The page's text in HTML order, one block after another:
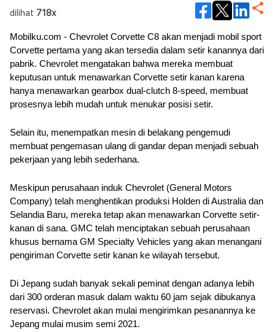
dilihat 718x
Mobilku.com - Chevrolet Corvette C8 akan menjadi mobil sport
Corvette pertama yang akan tersedia dalam setir kanannya dari
pabrik. Chevrolet mengatakan bahwa mereka membuat
keputusan untuk menawarkan Corvette setir kanan karena
hanya menawarkan gearbox dual-clutch 8-speed, membuat
prosesnya lebih mudah untuk menukar posisi setir.
Selain itu, menempatkan mesin di belakang pengemudi
membuat pengemasan ulang di gandar depan menjadi sebuah
pekerjaan yang lebih sederhana.
Meskipun perusahaan induk Chevrolet (General Motors
Company) telah menghentikan produksi Holden di Australia dan
Selandia Baru, mereka tetap akan menawarkan Corvette setir-
kanan di sana. GMC telah menciptakan sebuah perusahaan
khusus bernama GM Specialty Vehicles yang akan menangani
pengiriman Corvette setir kanan ke wilayah tersebut.
Di Jepang sudah banyak sekali peminat dengan adanya lebih
dari 300 orderan masuk dalam waktu 60 jam sejak dibukanya
reservasi. Chevrolet akan mulai mengirimkan pesanannya ke
Jepang mulai musim semi 2021.